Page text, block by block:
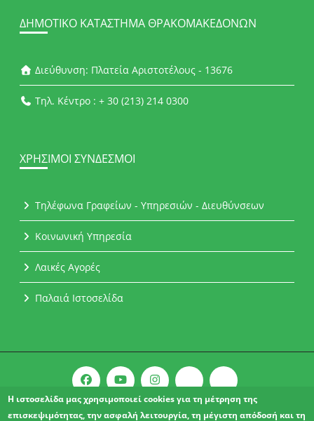
ΔΗΜΟΤΙΚΌ ΚΑΤΆΣΤΗΜΑ ΘΡΑΚΟΜΑΚΕΔΌΝΩΝ
Διεύθυνση: Πλατεία Αριστοτέλους - 13676
Τηλ. Κέντρο : + 30 (213) 214 0300
ΧΡΉΣΙΜΟΙ ΣΎΝΔΕΣΜΟΙ
Τηλέφωνα Γραφείων - Υπηρεσιών - Διευθύνσεων
Κοινωνική Υπηρεσία
Λαικές Αγορές
Παλαιά Ιστοσελίδα
Η ιστοσελίδα μας χρησιμοποιεί cookies για τη μέτρηση της
επισκεψιμότητας, την ασφαλή λειτουργία, τη μέγιστη απόδοσή και τη